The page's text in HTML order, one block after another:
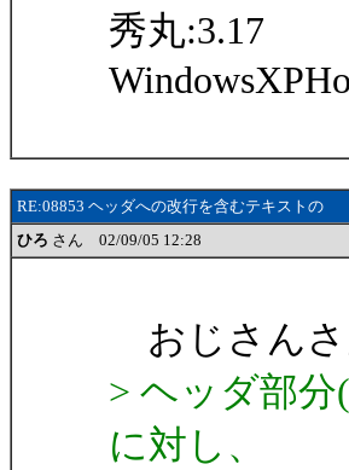
秀丸:3.17
RE:08853 ヘッダへの改行を含むテキストの
ひろ さん 02/09/05 12:28
おじさんさ
> ヘッダ部分
に対し、